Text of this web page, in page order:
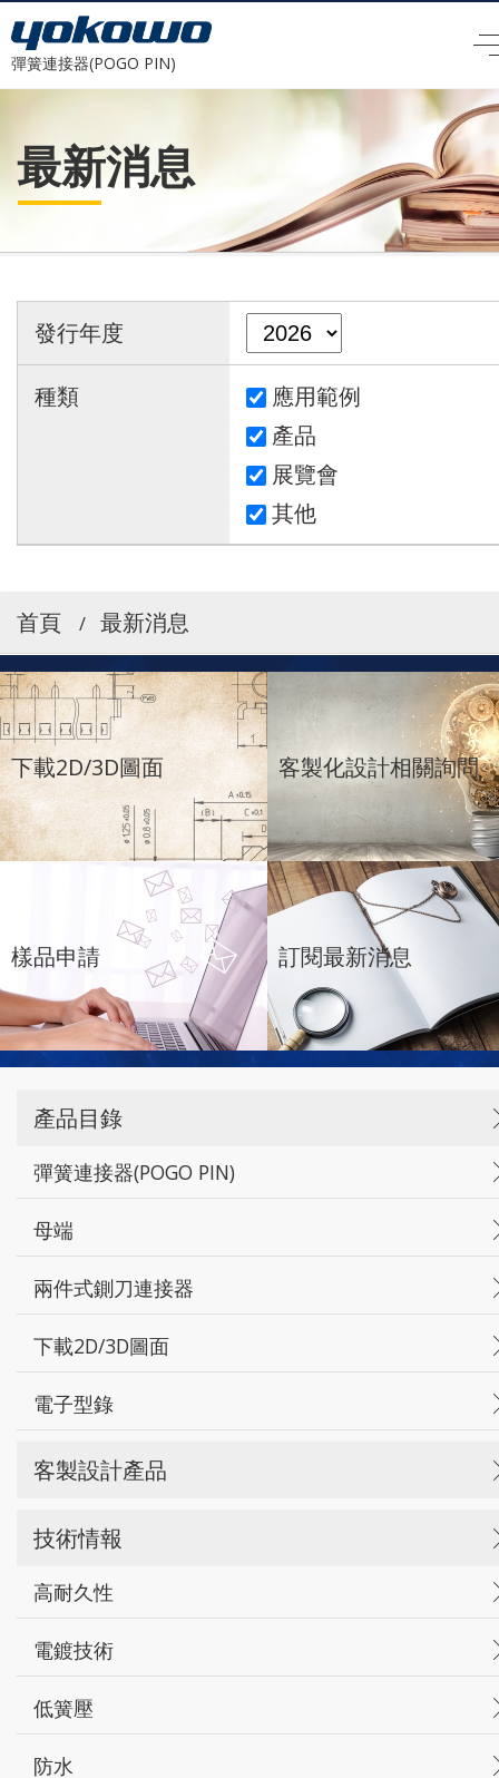
彈簧連接器(POGO PIN)
最新消息
首頁 最新消息
發行年度
種類
應用範例
產品
展覽會
其他
下載2D/3D圖面 客製化設計相關詢問
樣品申請 訂閱最新消息
產品目錄
彈簧連接器(POGO PIN)
母端
兩件式鍘刀連接器
下載2D/3D圖面
電子型錄
客製設計產品
技術情報
高耐久性
電鍍技術
低簧壓
防水